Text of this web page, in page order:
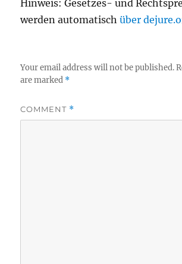
Hinweis: Gesetzes- und
werden automatischüber
Your email address will not be published.
are marked *
COMMENT *